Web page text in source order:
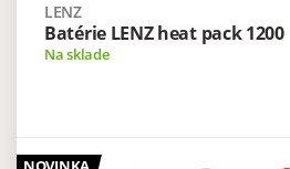
LENZ
Batérie LENZ heat pack 1200
Na sklade